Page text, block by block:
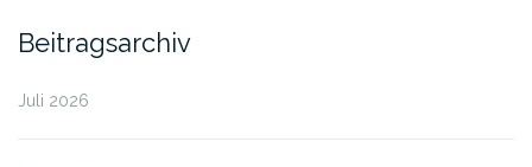
Beitragsarchiv
Juli 2026